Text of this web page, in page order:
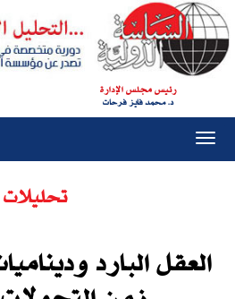
رئيس مجلس الإدارة
د. محمد فايز فرحات
تحليلات
العقل البارد